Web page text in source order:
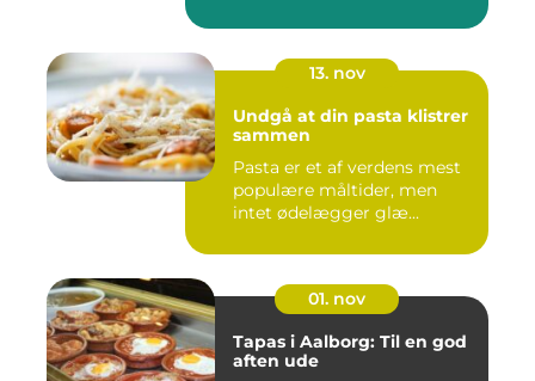
13. nov
Undgå at din pasta klistrer
sammen
Pasta er et af verdens mest
populære måltider, men
intet ødelægger glæ...
01. nov
Tapas i Aalborg: Til en god
aften ude